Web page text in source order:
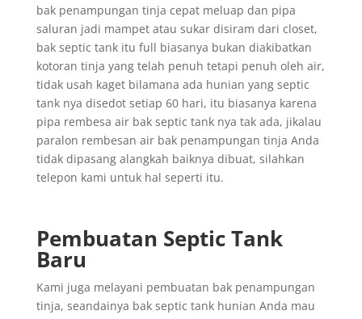
bak penampungan tinja cepat meluap dan pipa
saluran jadi mampet atau sukar disiram dari closet,
bak septic tank itu full biasanya bukan diakibatkan
kotoran tinja yang telah penuh tetapi penuh oleh air,
tidak usah kaget bilamana ada hunian yang septic
tank nya disedot setiap 60 hari, itu biasanya karena
pipa rembesa air bak septic tank nya tak ada, jikalau
paralon rembesan air bak penampungan tinja Anda
tidak dipasang alangkah baiknya dibuat, silahkan
telepon kami untuk hal seperti itu.
Pembuatan Septic Tank
Baru
Kami juga melayani pembuatan bak penampungan
tinja, seandainya bak septic tank hunian Anda mau